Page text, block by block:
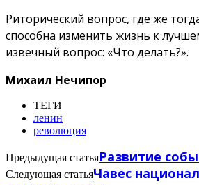
Риторический вопрос, где же
способна изменить жизнь к
извечный вопрос: «Что делать?».
Михаил Нечипор
ТЕГИ
ленин
революция
Предыдущая статьяРазвитие
Следующая статьяЧавес